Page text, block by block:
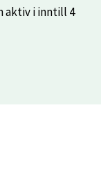
aktiv i inntill 4